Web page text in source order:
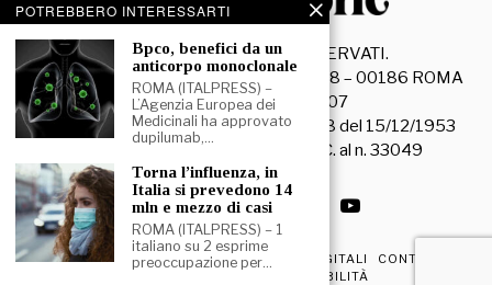
2026- TUTTI I DIRITTI RISERVATI.
La Discussione S.r.l. – Piazza Capranica, 78 – 00186 ROMA
C.F. e P. IVA 15045971007
Registrazione Tribunale di Roma n. 3628 del 15/12/1953
La società editrice è iscritta al R.O.C. al n. 33049
PRIVACY & COOKIE POLICY EDIZIONI DIGITALI
CONTATTI
DICHIARAZIONE DI ACCESSIBILITÀ
POTREBBERO INTERESSARTI
⁠⁠Bpco, benefici da un
anticorpo monoclonale
ROMA (ITALPRESS) –
L’Agenzia Europea dei
Medicinali ha approvato
dupilumab,…
⁠Torna l’influenza, in
Italia si prevedono 14
mln e mezzo di casi
ROMA (ITALPRESS) – 1
italiano su 2 esprime
preoccupazione per…